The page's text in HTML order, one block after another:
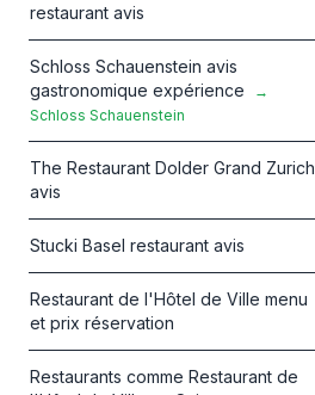
restaurant avis
Schloss Schauenstein avis
gastronomique expérience
→
Schloss Schauenstein
The Restaurant Dolder Grand Zurich
avis
Stucki Basel restaurant avis
Restaurant de l'Hôtel de Ville menu
et prix réservation
Restaurants comme Restaurant de